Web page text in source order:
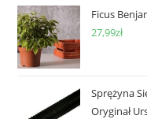
Ficus
27,99zł
Sprężyna
Oryginał